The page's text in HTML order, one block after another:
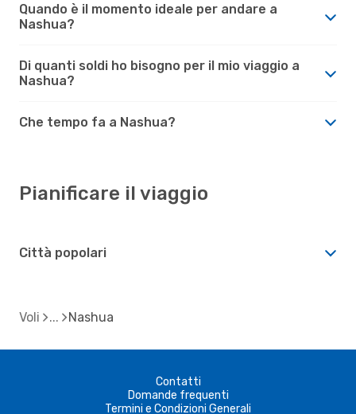
Quando è il momento ideale per andare a
Nashua?
Di quanti soldi ho bisogno per il mio viaggio a
Nashua?
Che tempo fa a Nashua?
Pianificare il viaggio
Città popolari
Voli Nashua
Contatti
Domande frequenti
Termini e Condizioni Generali